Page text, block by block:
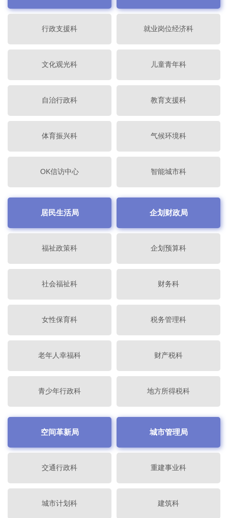
行政支援科
文化观光科
自治行政科
体育振兴科
OK信访中心
就业岗位经济科
儿童青年科
教育支援科
气候环境科
智能城市科
居民生活局
福祉政策科
社会福祉科
女性保育科
老年人幸福科
青少年行政科
企划财政局
企划预算科
财务科
税务管理科
财产税科
地方所得税科
空间革新局
交通行政科
城市计划科
城市管理局
重建事业科
建筑科